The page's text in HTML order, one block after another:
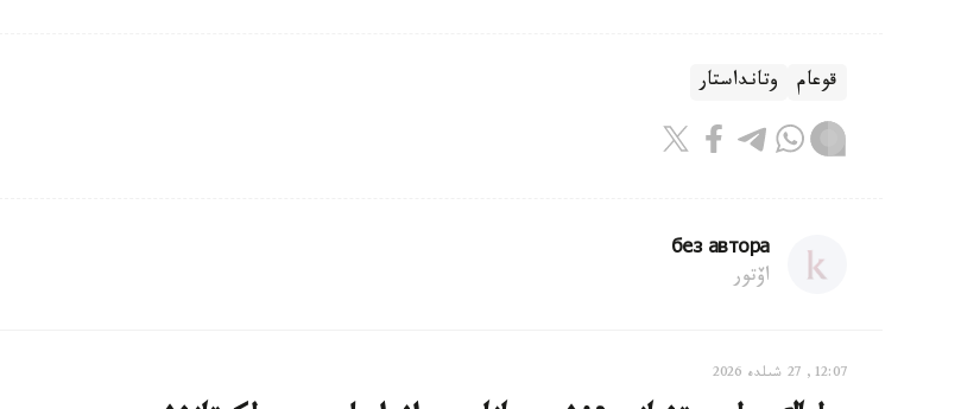
قوعام وتانداستار
без автора
اۆتور
12:07, 27 شىلدە 2026